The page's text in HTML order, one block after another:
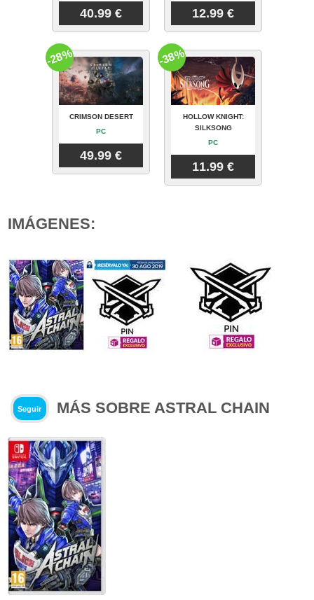
40.99 € 12.99 €
CRIMSON DESERT
PC
49.99 €
-28%
HOLLOW KNIGHT:
SILKSONG
PC
11.99 €
-38%
IMÁGENES:
Seguir MÁS SOBRE ASTRAL CHAIN